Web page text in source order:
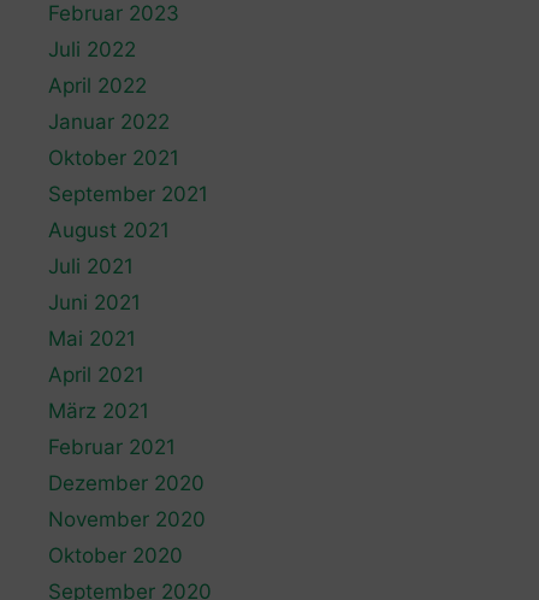
Februar 2023
Juli 2022
April 2022
Januar 2022
Oktober 2021
September 2021
August 2021
Juli 2021
Juni 2021
Mai 2021
April 2021
März 2021
Februar 2021
Dezember 2020
November 2020
Oktober 2020
September 2020